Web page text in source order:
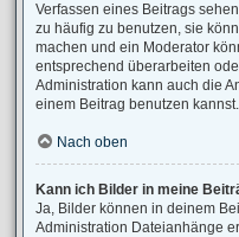
Verfassen eines Beitrags
zu häufig zu benutzen, sie
machen und ein Moderator
entsprechend überarbeiten
Administration kann auch die
einem Beitrag benutzen kannst.
Nach oben
Kann ich Bilder in meine
Ja, Bilder können in deinem
Administration Dateianhänge